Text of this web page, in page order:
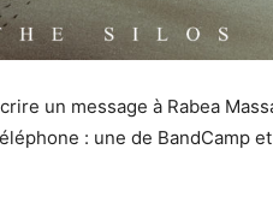
un message à Rabea
: une de BandCamp